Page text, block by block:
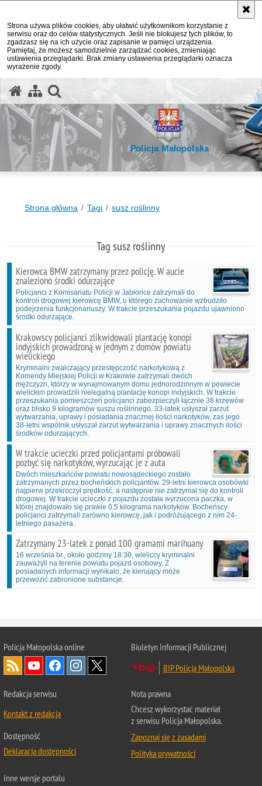
Strona używa plików cookies, aby ułatwić użytkownikom korzystanie z
serwisu oraz do celów statystycznych. Jeśli nie blokujesz tych plików, to
zgadzasz się na ich użycie oraz zapisanie w pamięci urządzenia.
Pamiętaj, że możesz samodzielnie zarządzać cookies, zmieniając
ustawienia przeglądarki. Brak zmiany ustawienia przeglądarki oznacza
wyrażenie zgody.
Policja Małopolska
Strona główna Tagi susz roślinny
Tag susz roślinny
Kierowca BMW zatrzymany przez policję. W aucie
znaleziono środki odurzające
Policjanci z Komisariatu Policji w Jabłonce zatrzymali do
kontroli drogowej kierowcę BMW, u którego zachowanie wzbudziło
podejrzenia funkcjonariuszy. W trakcie przeszukania pojazdu ujawniono
środki odurzające.
Krakowscy policjanci zlikwidowali plantację konopi
indyjskich prowadzoną w jednym z domów powiatu
wielickiego
Kryminalni zwalczający przestępczość narkotykową z
Komendy Miejskiej Policji w Krakowie zatrzymali dwóch
mężczyzn, którzy w wynajmowanym domu jednorodzinnym w powiecie
wielickim prowadzili nielegalną plantację konopi indyjskich. W trakcie
przeszukania pomieszczeń policjanci zabezpieczyli łącznie 38 krzewów
oraz blisko 9 kilogramów suszu roślinnego. 33-latek usłyszał zarzut
wytwarzania, uprawy i posiadania znacznej ilości narkotyków, zaś jego
38-letni wspólnik usłyszał zarzut wytwarzania i uprawy znacznych ilości
środków odurzających.
W trakcie ucieczki przed policjantami próbowali
pozbyć się narkotyków, wyrzucając je z auta
Dwóch mieszkańców powiatu nowosądeckiego zostało
zatrzymanych przez bocheńskich policjantów. 29-letni kierowca osobówki
najpierw przekroczył prędkość, a następnie nie zatrzymał się do kontroli
drogowej. W trakcie ucieczki z pojazdu została wyrzucona paczka, w
której znajdowało się prawie 0,5 kilograma narkotyków. Bocheńscy
policjanci zatrzymali zarówno kierowcę, jak i podróżującego z nim 24-
letniego pasażera.
Zatrzymany 23-latek z ponad 100 gramami marihuany
16 września br., około godziny 18:30, wieliccy kryminalni
zauważyli na terenie powiatu pojazd osobowy. Z
posiadanych informacji wynikało, że kierujący może
przewozić zabronione substancje.
Policja Małopolska online
Biuletyn Informacji Publicznej
BIP Policja Małopolska
Redakcja serwisu
Kontakt z redakcją
Dostępność
Deklaracja dostępności
Nota prawna
Chcesz wykorzystać materiał
z serwisu Policja Małopolska.
Zapoznaj się z zasadami
Polityka prywatności
Inne wersje portalu